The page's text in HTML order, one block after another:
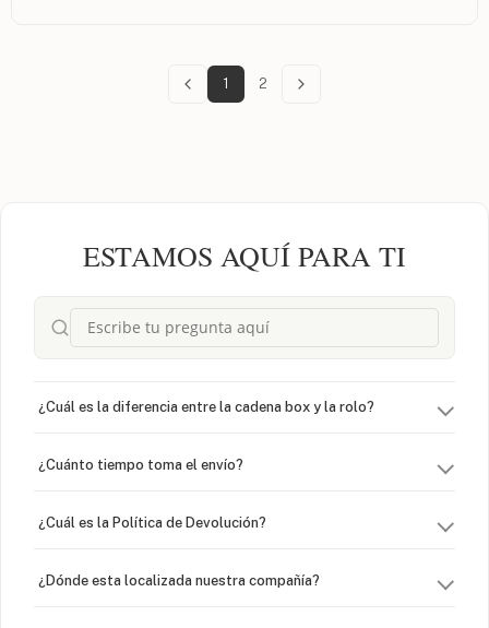
1 2
ESTAMOS AQUÍ PARA TI
¿Cuál es la diferencia entre la cadena box y la rolo?
¿Cuánto tiempo toma el envío?
¿Cuál es la Política de Devolución?
¿Dónde esta localizada nuestra compañía?